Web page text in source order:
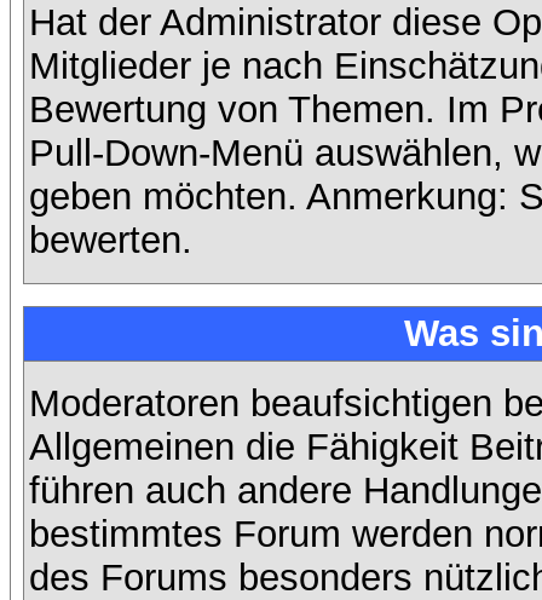
Hat der Administrator diese
Mitglieder je nach
Bewertung von Themen. Im
Pull-Down-Menü auswählen,
geben möchten. Anmerkung:
bewerten.
Was
Moderatoren beaufsichtigen
Allgemeinen die Fähigkeit
führen auch andere
bestimmtes Forum werden
des Forums besonders